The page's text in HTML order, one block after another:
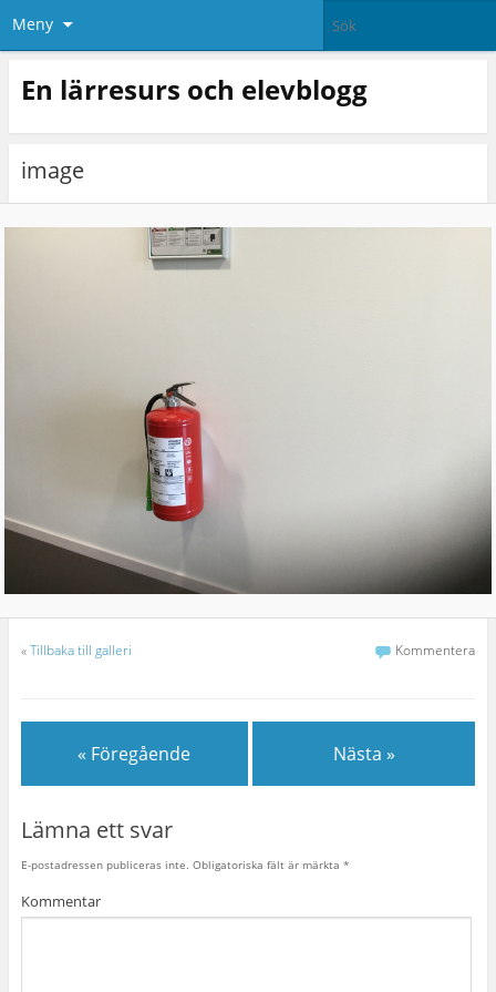
Meny
En lärresurs och elevblogg
image
«Tillbaka till galleri Kommentera
« Föregående Nästa »
Lämna ett svar
E-postadressen publiceras inte. Obligatoriska fält är märkta *
Kommentar